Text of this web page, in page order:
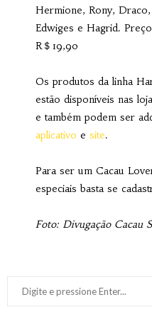
Hermione, Rony,
Edwiges e Hagrid.
R＄19,90
Os produtos da linha
estão disponíveis nas
e também podem ser
aplicativo e site.
Para ser um Cacau
especiais basta se
Foto: Divugação Cacau